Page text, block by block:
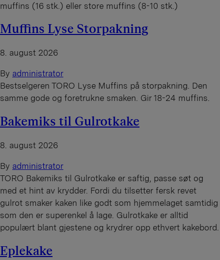
muffins (16 stk.) eller store muffins (8-10 stk.)
Muffins Lyse Storpakning
8. august 2026
By administrator
Bestselgeren TORO Lyse Muffins på storpakning. Den
samme gode og foretrukne smaken. Gir 18-24 muffins.
Bakemiks til Gulrotkake
8. august 2026
By administrator
TORO Bakemiks til Gulrotkake er saftig, passe søt og
med et hint av krydder. Fordi du tilsetter fersk revet
gulrot smaker kaken like godt som hjemmelaget samtidig
som den er superenkel å lage. Gulrotkake er alltid
populært blant gjestene og krydrer opp ethvert kakebord.
Eplekake